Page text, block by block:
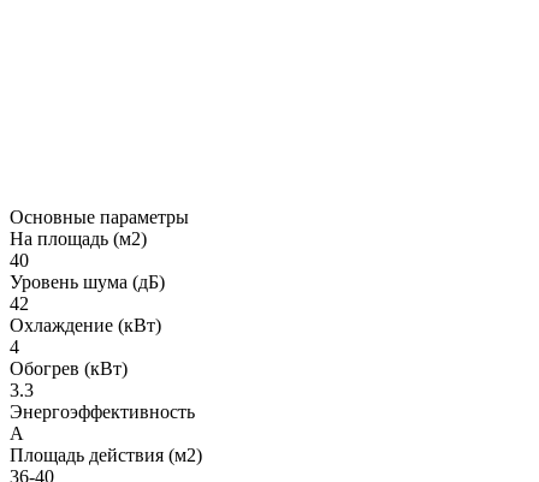
Основные параметры
На площадь (м2)
40
Уровень шума (дБ)
42
Охлаждение (кВт)
4
Обогрев (кВт)
3.3
Энергоэффективность
A
Площадь действия (м2)
36-40